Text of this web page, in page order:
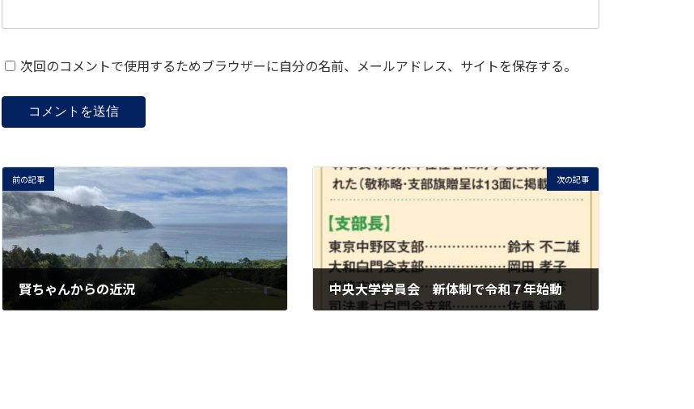
次回のコメントで使用するためブラウザーに自分の名前、メールアドレス、サイトを保存する。
前の記事
賢ちゃんからの近況
次の記事
中央大学学員会 新体制で令和７年始動